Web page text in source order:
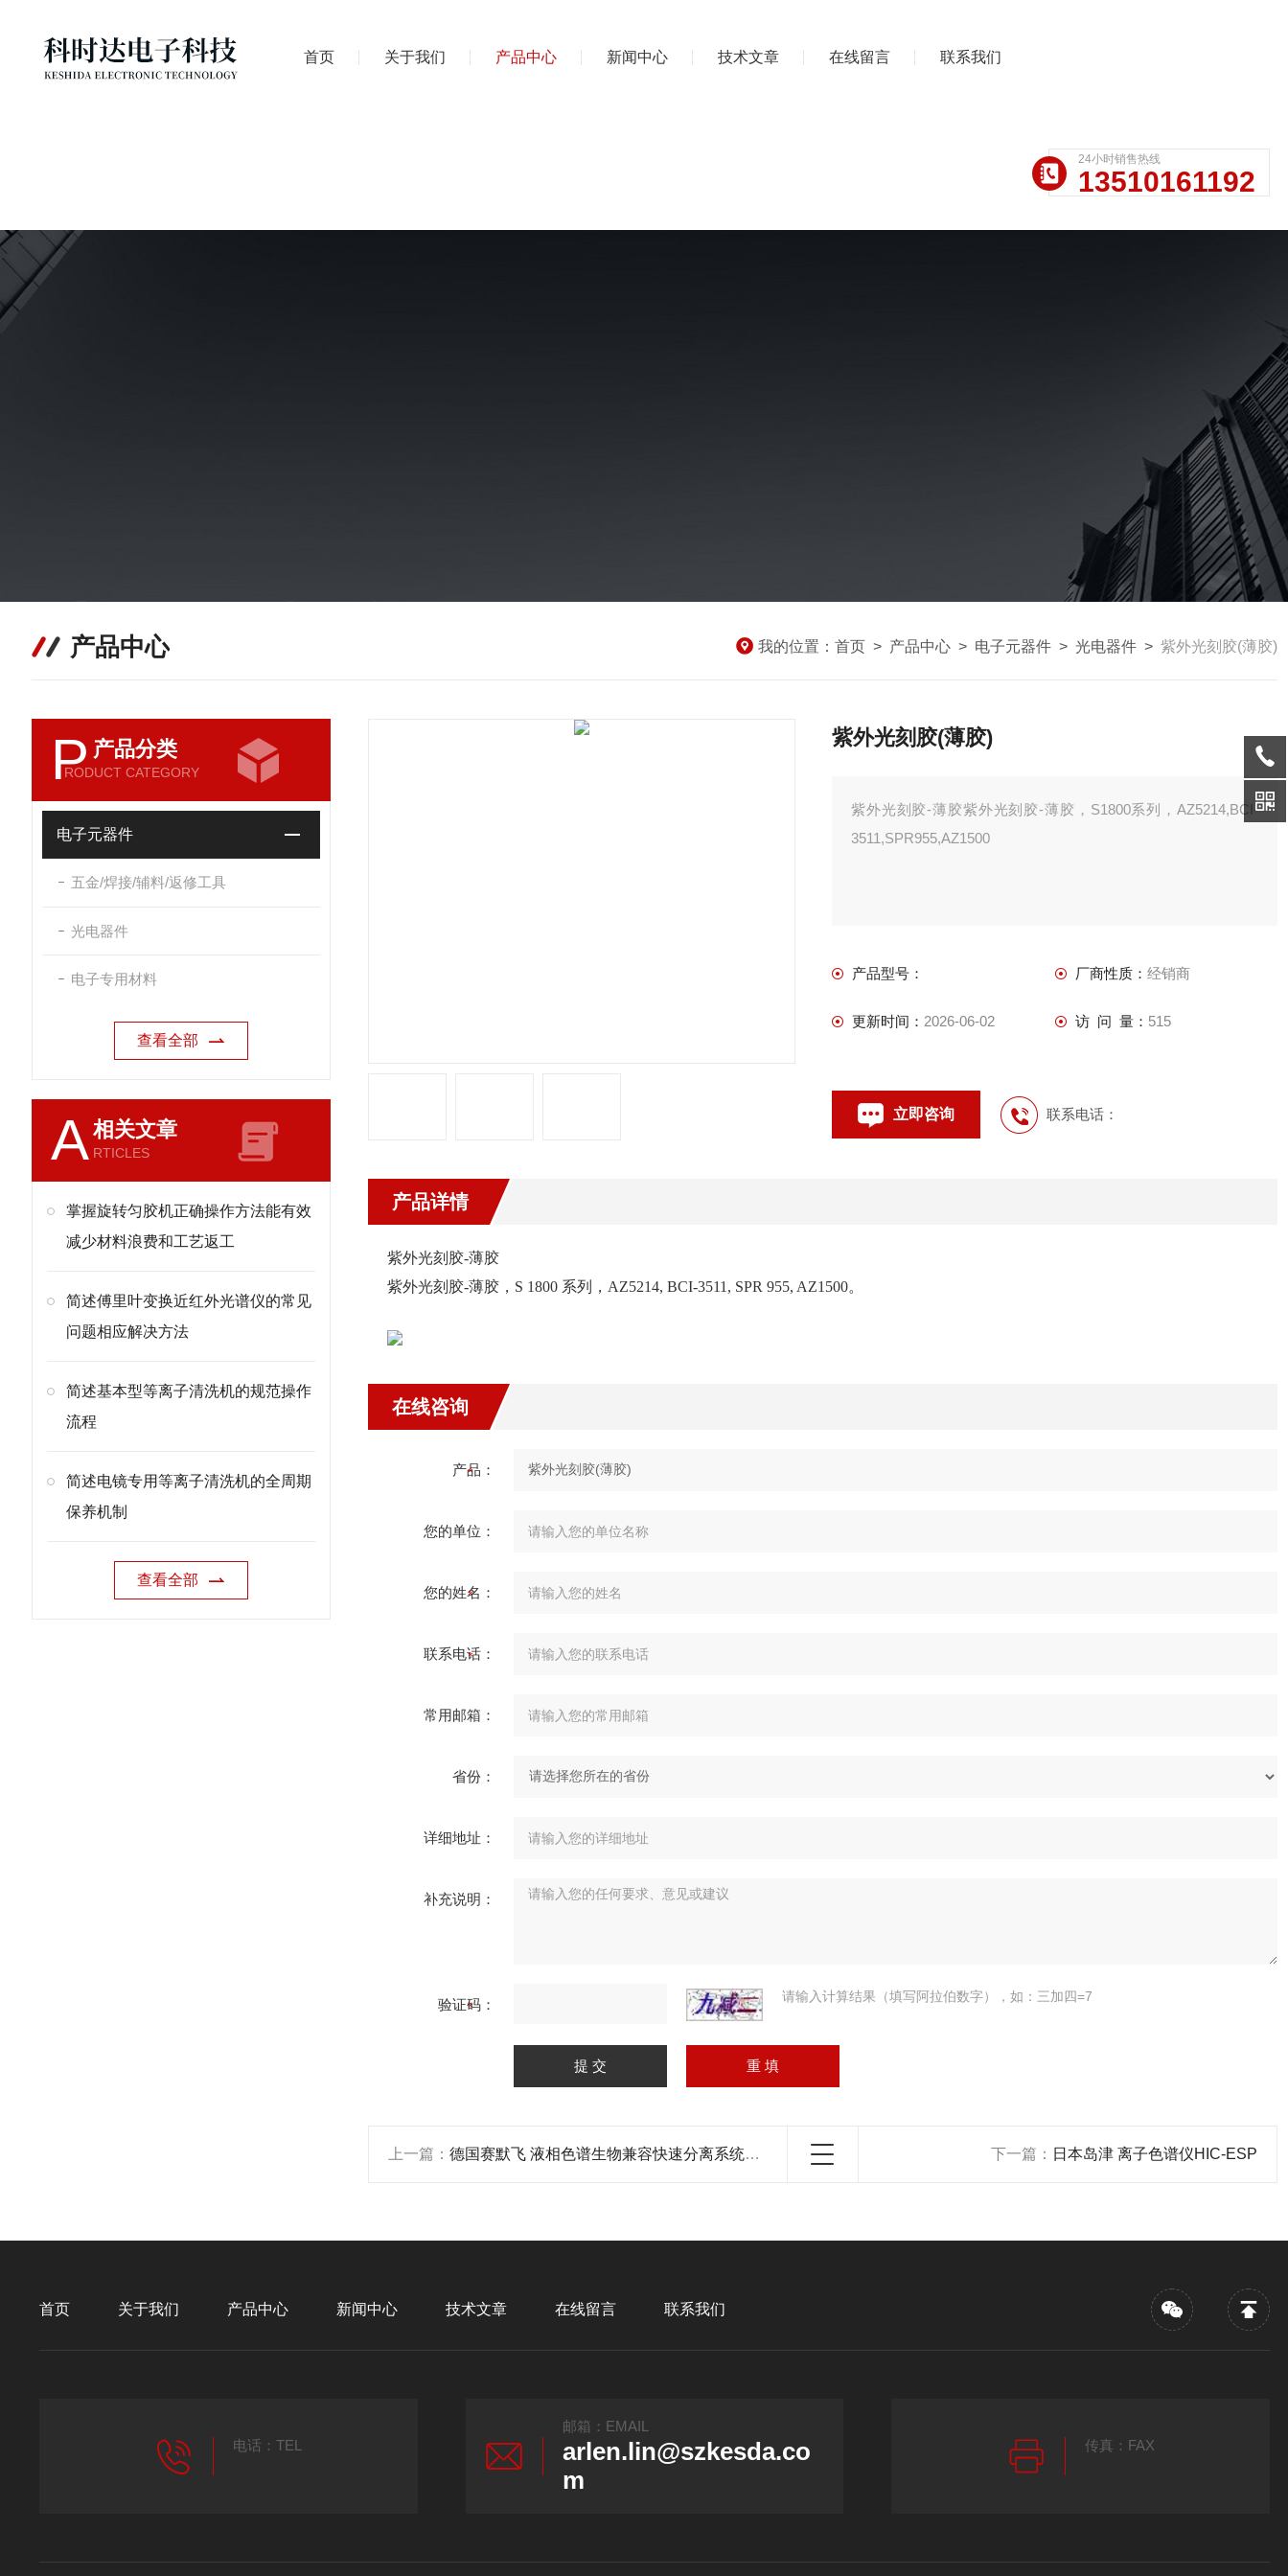
首页 关于我们 产品中心 新闻中心 技术文章 在线留言 联系我们
24小时销售热线
13510161192
产品中心 我的位置： 首页 > 产品中心 > 电子元器件 > 光电器件 > 紫外光刻胶(薄胶)
P 产品分类
RODUCT CATEGORY
电子元器件
五金/焊接/辅料/返修工具
光电器件
电子专用材料
查看全部
A相关文章
RTICLES
掌握旋转匀胶机正确操作方法能有效
减少材料浪费和工艺返工
简述傅里叶变换近红外光谱仪的常见
问题相应解决方法
简述基本型等离子清洗机的规范操作
流程
简述电镜专用等离子清洗机的全周期
保养机制
查看全部
紫外光刻胶(薄胶)
紫外光刻胶-薄胶紫外光刻胶-薄胶，S1800系列，AZ5214,BCI-
3511,SPR955,AZ1500
产品型号： 厂商性质： 经销商
更新时间： 2026-06-02 访 问 量： 515
立即咨询 联系电话：
产品详情
紫外光刻胶-薄胶
紫外光刻胶-薄胶，S 1800 系列，AZ5214, BCI-3511, SPR 955, AZ1500。
在线咨询
产品：
您的单位：
您的姓名：
联系电话：
常用邮箱：
省份：
详细地址：
补充说明：
验证码： 请输入计算结果（填写阿拉伯数字），如：三加四=7
上一篇： 德国赛默飞 液相色谱生物兼容快速分离系统UltiMate3000 BioRS 产品关键词:ultimate3000液相生产时间;生物分离系统;ultimate3000液相 下一篇： 日本岛津 离子色谱仪HIC-ESP
首页 关于我们 产品中心 新闻中心 技术文章 在线留言 联系我们
电话：TEL
邮箱：EMAIL
arlen.lin@szkesda.co
m
传真：FAX